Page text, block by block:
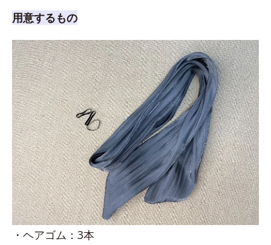
用意するもの
・ヘアゴム：3本